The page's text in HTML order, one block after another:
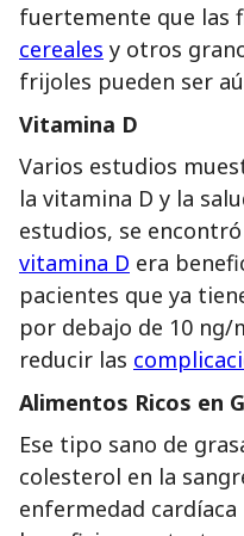
fuertemente que las
cereales y otros
frijoles pueden ser
Vitamina D
Varios estudios
la vitamina D y la
estudios, se
vitamina D era
pacientes que ya
por debajo de 10 ng/
reducir las
Alimentos Ricos en
Ese tipo sano de
colesterol en la
enfermedad